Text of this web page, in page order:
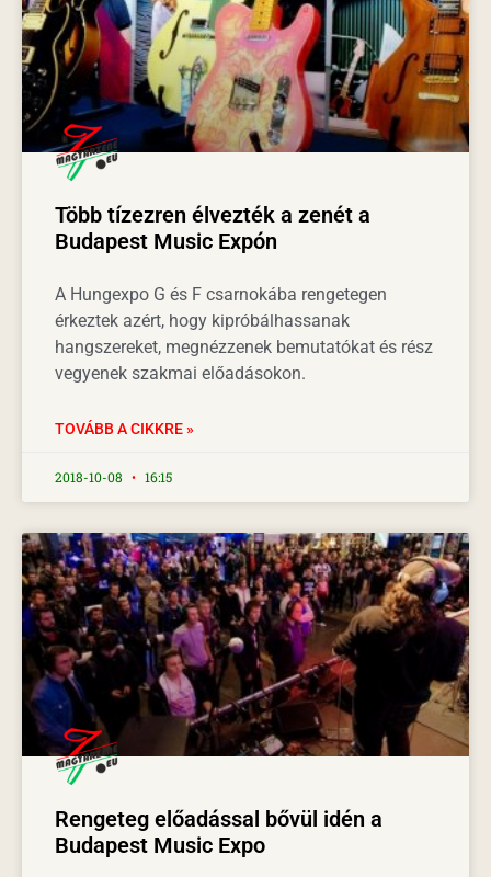
Több tízezren élvezték a zenét a
Budapest Music Expón
A Hungexpo G és F csarnokába rengetegen
érkeztek azért, hogy kipróbálhassanak
hangszereket, megnézzenek bemutatókat és rész
vegyenek szakmai előadásokon.
TOVÁBB A CIKKRE »
2018-10-08 16:15
Rengeteg előadással bővül idén a
Budapest Music Expo